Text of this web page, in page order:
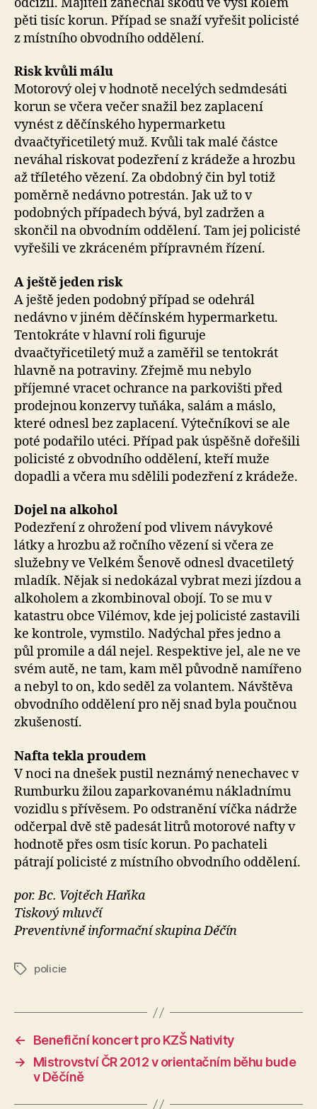
pěti tisíc korun. Případ se snaží vyřešit policisté
z místního obvodního oddělení.
Risk kvůli málu
Motorový olej v hodnotě necelých sedmdesáti
korun se včera večer snažil bez zaplacení
vynést z děčínského hypermarketu
dvaačtyřicetiletý muž. Kvůli tak malé částce
neváhal riskovat podezření z krádeže a hrozbu
až tříletého vězení. Za obdobný čin byl totiž
poměrně nedávno potrestán. Jak už to v
podobných případech bývá, byl zadržen a
skončil na obvodním oddělení. Tam jej policisté
vyřešili ve zkráceném přípravném řízení.
A ještě jeden risk
A ještě jeden podobný případ se odehrál
nedávno v jiném děčínském hypermarketu.
Tentokráte v hlavní roli figuruje
dvaačtyřicetiletý muž a zaměřil se tentokrát
hlavně na potraviny. Zřejmě mu nebylo
příjemné vracet ochrance na parkovišti před
prodejnou konzervy tuňáka, salám a máslo,
které odnesl bez zaplacení. Výtečníkovi se ale
poté podařilo utéci. Případ pak úspěšně dořešili
policisté z obvodního oddělení, kteří muže
dopadli a včera mu sdělili podezření z krádeže.
Dojel na alkohol
Podezření z ohrožení pod vlivem návykové
látky a hrozbu až ročního vězení si včera ze
služebny ve Velkém Šenově odnesl dvacetiletý
mladík. Nějak si nedokázal vybrat mezi jízdou a
alkoholem a zkombinoval obojí. To se mu v
katastru obce Vilémov, kde jej policisté zastavili
ke kontrole, vymstilo. Nadýchal přes jedno a
půl promile a dál nejel. Respektive jel, ale ne ve
svém autě, ne tam, kam měl původně namířeno
a nebyl to on, kdo seděl za volantem. Návštěva
obvodního oddělení pro něj snad byla poučnou
zkušeností.
Nafta tekla proudem
V noci na dnešek pustil neznámý nenechavec v
Rumburku žilou zaparkovanému nákladnímu
vozidlu s přívěsem. Po odstranění víčka nádrže
odčerpal dvě stě padesát litrů motorové nafty v
hodnotě přes osm tisíc korun. Po pachateli
pátrají policisté z místního obvodního oddělení.
por. Bc. Vojtěch Haňka
Tiskový mluvčí
Preventivně informační skupina Děčín
Štítkypolicie
←
Benefiční koncert pro KZŠ Nativity
→
Mistrovství ČR 2012 v orientačním běhu bude
v Děčíně